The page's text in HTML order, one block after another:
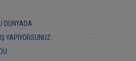
DÜNYADA
YAPIYORSUNUZ